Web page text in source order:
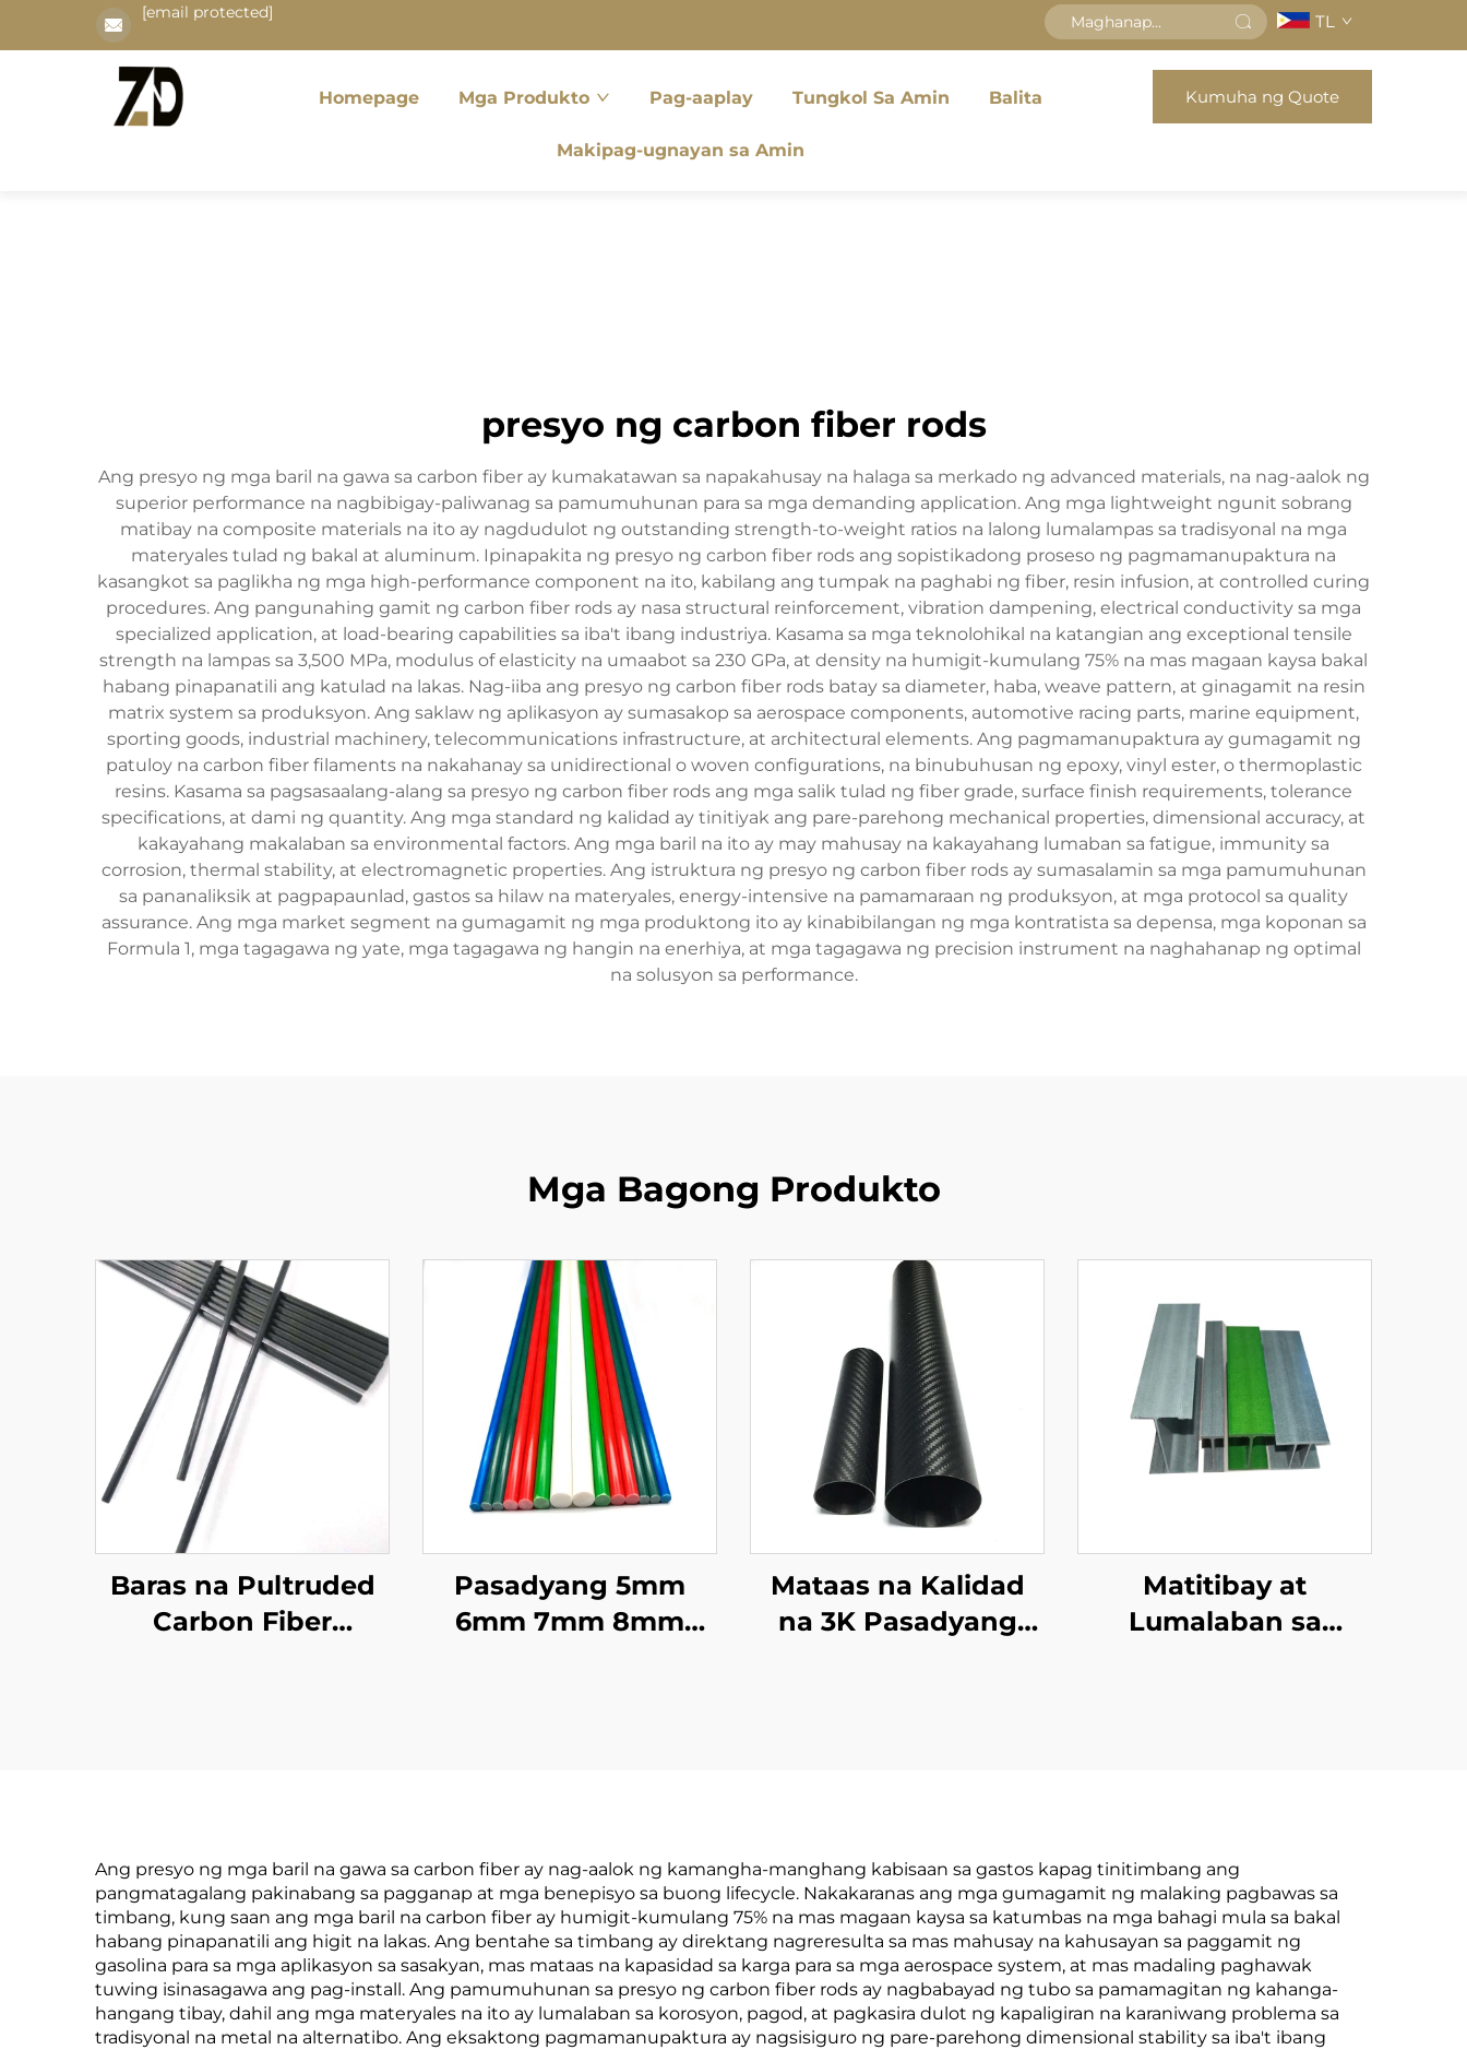
[email protected] TL
Homepage Mga Produkto Pag-aaplay Tungkol Sa Amin Balita
Makipag-ugnayan sa Amin
Kumuha ng Quote
presyo ng carbon fiber rods
Ang presyo ng mga baril na gawa sa carbon fiber ay kumakatawan sa napakahusay na halaga sa merkado ng advanced materials, na nag-aalok ng
superior performance na nagbibigay-paliwanag sa pamumuhunan para sa mga demanding application. Ang mga lightweight ngunit sobrang
matibay na composite materials na ito ay nagdudulot ng outstanding strength-to-weight ratios na lalong lumalampas sa tradisyonal na mga
materyales tulad ng bakal at aluminum. Ipinapakita ng presyo ng carbon fiber rods ang sopistikadong proseso ng pagmamanupaktura na
kasangkot sa paglikha ng mga high-performance component na ito, kabilang ang tumpak na paghabi ng fiber, resin infusion, at controlled curing
procedures. Ang pangunahing gamit ng carbon fiber rods ay nasa structural reinforcement, vibration dampening, electrical conductivity sa mga
specialized application, at load-bearing capabilities sa iba't ibang industriya. Kasama sa mga teknolohikal na katangian ang exceptional tensile
strength na lampas sa 3,500 MPa, modulus of elasticity na umaabot sa 230 GPa, at density na humigit-kumulang 75% na mas magaan kaysa bakal
habang pinapanatili ang katulad na lakas. Nag-iiba ang presyo ng carbon fiber rods batay sa diameter, haba, weave pattern, at ginagamit na resin
matrix system sa produksyon. Ang saklaw ng aplikasyon ay sumasakop sa aerospace components, automotive racing parts, marine equipment,
sporting goods, industrial machinery, telecommunications infrastructure, at architectural elements. Ang pagmamanupaktura ay gumagamit ng
patuloy na carbon fiber filaments na nakahanay sa unidirectional o woven configurations, na binubuhusan ng epoxy, vinyl ester, o thermoplastic
resins. Kasama sa pagsasaalang-alang sa presyo ng carbon fiber rods ang mga salik tulad ng fiber grade, surface finish requirements, tolerance
specifications, at dami ng quantity. Ang mga standard ng kalidad ay tinitiyak ang pare-parehong mechanical properties, dimensional accuracy, at
kakayahang makalaban sa environmental factors. Ang mga baril na ito ay may mahusay na kakayahang lumaban sa fatigue, immunity sa
corrosion, thermal stability, at electromagnetic properties. Ang istruktura ng presyo ng carbon fiber rods ay sumasalamin sa mga pamumuhunan
sa pananaliksik at pagpapaunlad, gastos sa hilaw na materyales, energy-intensive na pamamaraan ng produksyon, at mga protocol sa quality
assurance. Ang mga market segment na gumagamit ng mga produktong ito ay kinabibilangan ng mga kontratista sa depensa, mga koponan sa
Formula 1, mga tagagawa ng yate, mga tagagawa ng hangin na enerhiya, at mga tagagawa ng precision instrument na naghahanap ng optimal
na solusyon sa performance.
Mga Bagong Produkto
Baras na Pultruded
Carbon Fiber
Pasadyang 5mm
6mm 7mm 8mm
Mataas na Kalidad
na 3K Pasadyang
Matitibay at
Lumalaban sa
Ang presyo ng mga baril na gawa sa carbon fiber ay nag-aalok ng kamangha-manghang kabisaan sa gastos kapag tinitimbang ang
pangmatagalang pakinabang sa pagganap at mga benepisyo sa buong lifecycle. Nakakaranas ang mga gumagamit ng malaking pagbawas sa
timbang, kung saan ang mga baril na carbon fiber ay humigit-kumulang 75% na mas magaan kaysa sa katumbas na mga bahagi mula sa bakal
habang pinapanatili ang higit na lakas. Ang bentahe sa timbang ay direktang nagreresulta sa mas mahusay na kahusayan sa paggamit ng
gasolina para sa mga aplikasyon sa sasakyan, mas mataas na kapasidad sa karga para sa mga aerospace system, at mas madaling paghawak
tuwing isinasagawa ang pag-install. Ang pamumuhunan sa presyo ng carbon fiber rods ay nagbabayad ng tubo sa pamamagitan ng kahanga-
hangang tibay, dahil ang mga materyales na ito ay lumalaban sa korosyon, pagod, at pagkasira dulot ng kapaligiran na karaniwang problema sa
tradisyonal na metal na alternatibo. Ang eksaktong pagmamanupaktura ay nagsisiguro ng pare-parehong dimensional stability sa iba't ibang